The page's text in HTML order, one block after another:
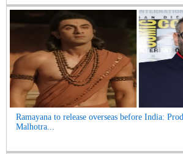
Ramayana to release overseas before India:
Malhotra...